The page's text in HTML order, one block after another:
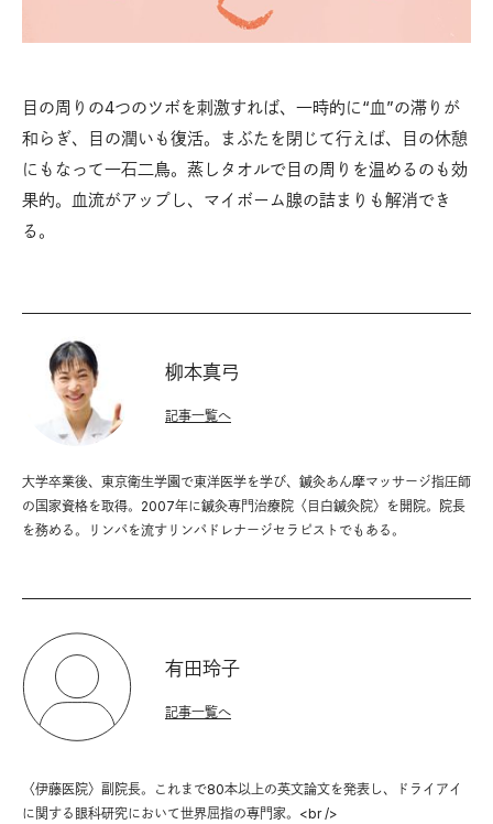
目の周りの4つのツボを刺激すれば、一時的に“血”の滞りが
和らぎ、目の潤いも復活。まぶたを閉じて行えば、目の休憩
にもなって一石二鳥。蒸しタオルで目の周りを温めるのも効
果的。血流がアップし、マイボーム腺の詰まりも解消でき
る。
柳本真弓
大学卒業後、東京衛生学園で東洋医学を学び、鍼灸あん摩マッサージ指圧師
の国家資格を取得。2007年に鍼灸専門治療院〈目白鍼灸院〉を開院。院長
を務める。リンパを流すリンパドレナージセラピストでもある。
記事一覧へ
有田玲子
〈伊藤医院〉副院長。これまで80本以上の英文論文を発表し、ドライアイ
に関する眼科研究において世界屈指の専門家。<br />
記事一覧へ